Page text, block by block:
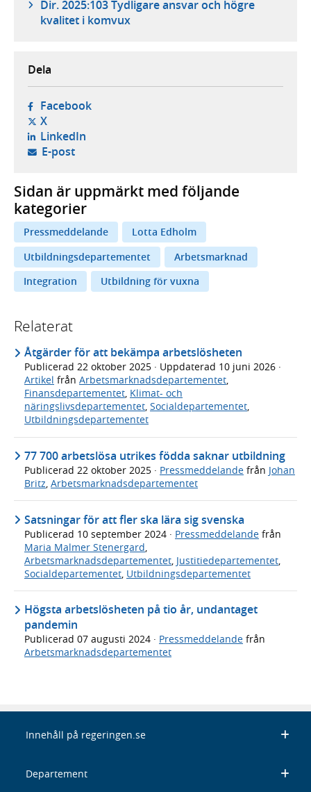
Dir. 2025:103 Tydligare ansvar och högre
kvalitet i komvux
Dela
Facebook- öppnas i ny flik, extern webbplats,
X- öppnas i ny flik, extern webbplats,
LinkedIn- öppnas i ny flik, extern webbplats,
E-post- öppnar din e-postklient,
Sidan är uppmärkt med följande
kategorier
Pressmeddelande
Lotta Edholm
Utbildningsdepartementet
Arbetsmarknad
Integration
Utbildning för vuxna
Relaterat
Åtgärder för att bekämpa arbetslösheten
Publicerad 22 oktober 2025 · Uppdaterad 10 juni 2026 ·
Artikel från Arbetsmarknadsdepartementet,
Finansdepartementet, Klimat- och
näringslivsdepartementet, Socialdepartementet,
Utbildningsdepartementet
77 700 arbetslösa utrikes födda saknar utbildning
Publicerad 22 oktober 2025 · Pressmeddelande från Johan
Britz, Arbetsmarknadsdepartementet
Satsningar för att fler ska lära sig svenska
Publicerad 10 september 2024 · Pressmeddelande från
Maria Malmer Stenergard
Arbetsmarknadsdepartementet Justitiedepartementet
Socialdepartementet Utbildningsdepartementet
Högsta arbetslösheten på tio år, undantaget
pandemin
Publicerad 07 augusti 2024 · Pressmeddelande från
Arbetsmarknadsdepartementet
Innehåll på regeringen.se
Departement